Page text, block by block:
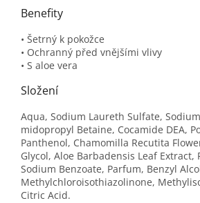
Benefity
• Šetrný k pokožce
• Ochranný před vnějšími vlivy
• S aloe vera
Složení
Aqua, Sodium Laureth Sulfate,
midopropyl Betaine, Cocamide DEA,
Panthenol, Chamomilla Recutita
Glycol, Aloe Barbadensis Leaf Extract,
Sodium Benzoate, Parfum, Benzyl
Methylchloroisothiazolinone,
Citric Acid.